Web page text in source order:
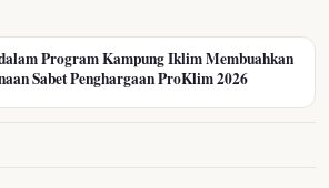
Program Kampung Iklim Membuahkan
Sabet Penghargaan ProKlim 2026